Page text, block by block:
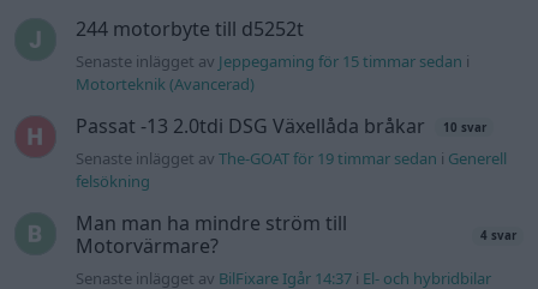
244 motorbyte till d5252t
Senaste inlägget av Jeppegaming för 15 timmar sedan i
Motorteknik (Avancerad)
Passat -13 2.0tdi DSG Växellåda bråkar 10 svar
Senaste inlägget avThe-GOAT för 19 timmar sedan i Generell
felsökning
Man man ha mindre ström till
Motorvärmare?
4 svar
Senaste inlägget av BilFixare Igår 14:37 i El- och hybridbilar